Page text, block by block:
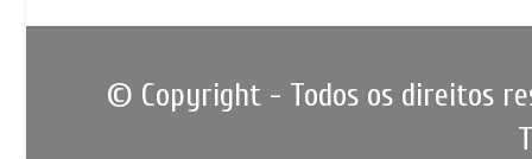
© Copyright - Todos os direitos